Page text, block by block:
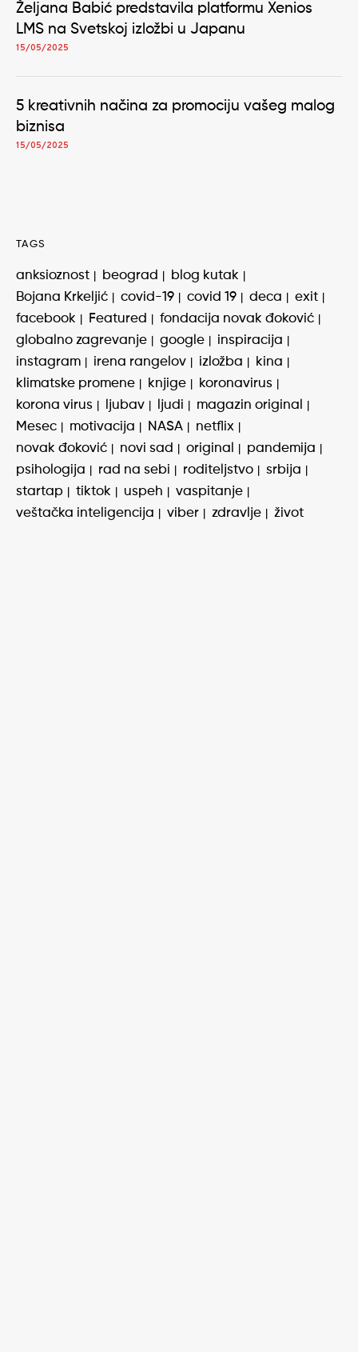
Željana Babić predstavila platformu Xenios
LMS na Svetskoj izložbi u Japanu
15/05/2025
5 kreativnih načina za promociju vašeg malog
biznisa
15/05/2025
TAGS
anksioznost beograd
blog kutak
Bojana Krkeljić
covid-19 covid 19 deca
exit
facebook
Featured
fondacija novak đoković
globalno zagrevanje
google
inspiracija
instagram
irena rangelov izložba
kina
klimatske promene
knjige
koronavirus
korona virus
ljubav ljudi
magazin original
Mesec
motivacija NASA
netflix
novak đoković
novi sad original
pandemija
psihologija
rad na sebi roditeljstvo
srbija
startap
tiktok uspeh
vaspitanje
veštačka inteligencija
viber zdravlje život